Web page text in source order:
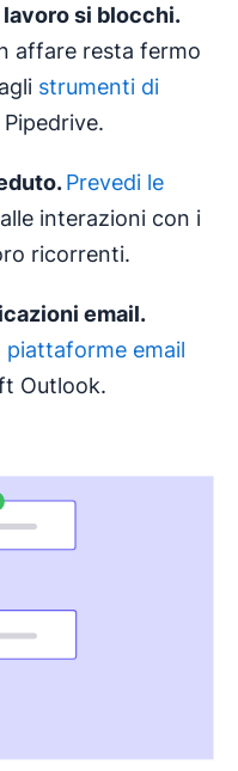
si blocchi.
affare resta fermo
strumenti di
Pipedrive.
Prevedi le
interazioni con i
ricorrenti.
email.
piattaforme email
Outlook.